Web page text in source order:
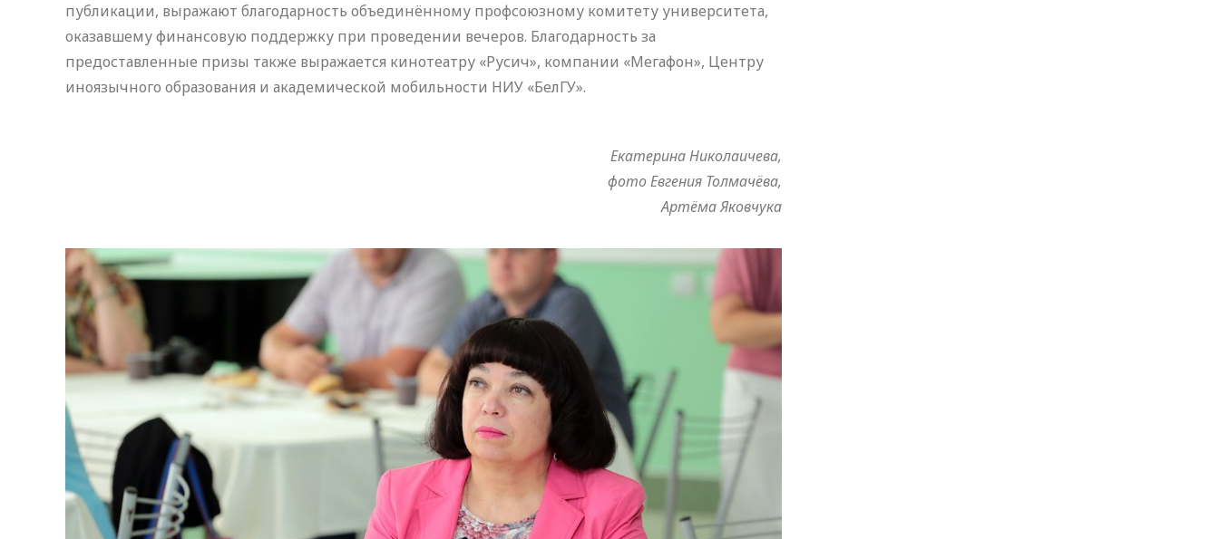
публикации, выражают благодарность объединённому профсоюзному комитету университета,
оказавшему финансовую поддержку при проведении вечеров. Благодарность за
предоставленные призы также выражается кинотеатру «Русич», компании «Мегафон», Центру
иноязычного образования и академической мобильности НИУ «БелГУ».
Екатерина Николаичева,
фото Евгения Толмачёва,
Артёма Яковчука